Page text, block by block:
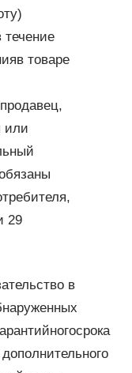
течение
товаре
или
29
в